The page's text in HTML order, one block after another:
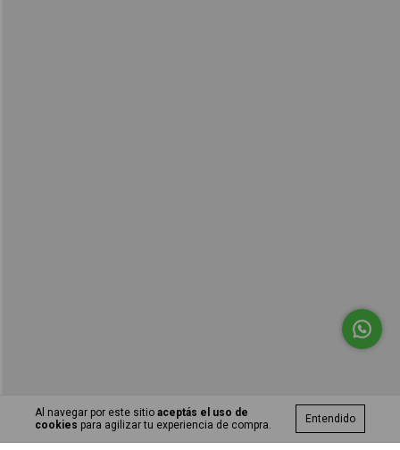
Al navegar por este sitio aceptás el uso de
cookies para agilizar tu experiencia de compra. Entendido